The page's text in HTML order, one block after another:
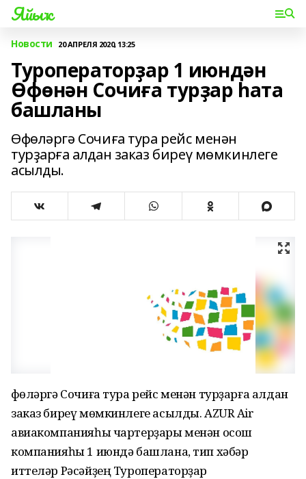
Яйыҡ
Новости 20 АПРЕЛЯ 2020, 13:25
Туроператорҙар 1 июндән
Өфөнән Сочиға турҙар һата
башланы
Өфөләргә Сочиға тура рейс менән
турҙарға алдан заказ биреү мөмкинлеге
асылды.
Өфөләргә Сочиға тура рейс менән турҙарға алдан
заказ биреү мөмкинлеге асылды. AZUR Air
авиакомпанияһы чартерҙары менән осош
компанияһы 1 июндә башлана, тип хәбәр
иттеләр Рәсәйҙең Туроператорҙар